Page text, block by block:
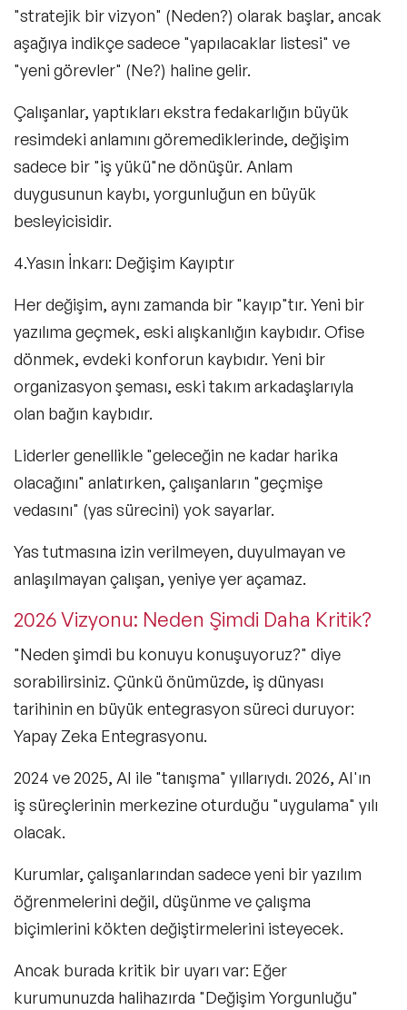
"stratejik bir vizyon" (Neden?) olarak başlar, ancak
aşağıya indikçe sadece "yapılacaklar listesi" ve
"yeni görevler" (Ne?) haline gelir.
Çalışanlar, yaptıkları ekstra fedakarlığın büyük
resimdeki anlamını göremediklerinde, değişim
sadece bir "iş yükü"ne dönüşür. Anlam
duygusunun kaybı, yorgunluğun en büyük
besleyicisidir.
4.Yasın İnkarı: Değişim Kayıptır
Her değişim, aynı zamanda bir "kayıp"tır. Yeni bir
yazılıma geçmek, eski alışkanlığın kaybıdır. Ofise
dönmek, evdeki konforun kaybıdır. Yeni bir
organizasyon şeması, eski takım arkadaşlarıyla
olan bağın kaybıdır.
Liderler genellikle "geleceğin ne kadar harika
olacağını" anlatırken, çalışanların "geçmişe
vedasını" (yas sürecini) yok sayarlar.
Yas tutmasına izin verilmeyen, duyulmayan ve
anlaşılmayan çalışan, yeniye yer açamaz.
2026 Vizyonu: Neden Şimdi Daha Kritik?
"Neden şimdi bu konuyu konuşuyoruz?" diye
sorabilirsiniz. Çünkü önümüzde, iş dünyası
tarihinin en büyük entegrasyon süreci duruyor:
Yapay Zeka Entegrasyonu.
2024 ve 2025, AI ile "tanışma" yıllarıydı. 2026, AI'ın
iş süreçlerinin merkezine oturduğu "uygulama" yılı
olacak.
Kurumlar, çalışanlarından sadece yeni bir yazılım
öğrenmelerini değil, düşünme ve çalışma
biçimlerini kökten değiştirmelerini isteyecek.
Ancak burada kritik bir uyarı var: Eğer
kurumunuzda halihazırda "Değişim Yorgunluğu"